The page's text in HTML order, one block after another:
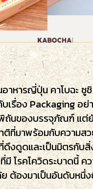
ปุ่น คาโบฉะ ซูชิ ก็
บเรื่อง Packaging อย่
ถันของบรรจุภัณฑ์ แต่
ที่มาพร้อมกับความส
ดึงดูดและเป็นมิตรกับ
โรคโควิดระบาดนี้ ค
ต้องมาเป็นอันดับหนึ่ง